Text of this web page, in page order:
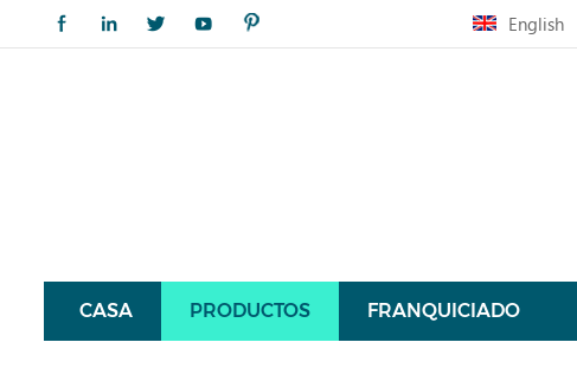
English
CASA PRODUCTOS FRANQUICIADO